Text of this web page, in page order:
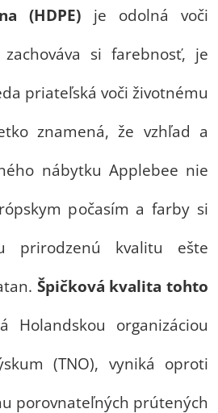
(HDPE) je odolná voči
zachováva si farebnosť, je
priateľská voči životnému
znamená, že vzhľad a
nábytku Applebee nie
počasím a farby si
prirodzenú kvalitu ešte
Špičková kvalita tohto
Holandskou organizáciou
(TNO), vyniká oproti
porovnateľných prútených